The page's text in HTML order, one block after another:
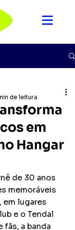
em
Hangar
de leitura
de 30 anos
memoráveis
em lugares
e o Tendal
fãs, a banda